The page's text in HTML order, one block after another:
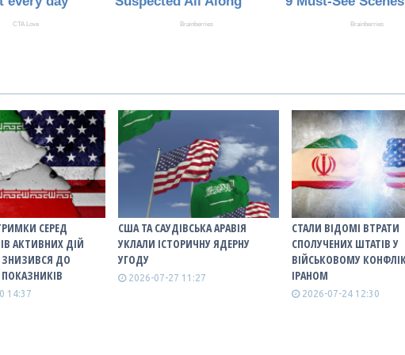
СЕРЕД
АКТИВНИХ ДІЙ
ЗНИЗИВСЯ ДО
14:37
США ТА САУДІВСЬКА АРАВІЯ
УКЛАЛИ ІСТОРИЧНУ ЯДЕРНУ
УГОДУ
2026-07-27 11:27
СТАЛИ ВІДОМІ ВТРАТИ
СПОЛУЧЕНИХ ШТАТІВ У
ВІЙСЬКОВОМУ
ІРАНОМ
2026-07-24 12:30